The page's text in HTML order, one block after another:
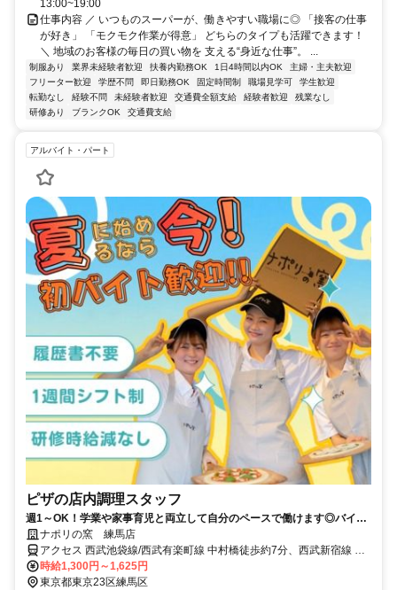
13:00~19:00
仕事内容 ／ いつものスーパーが、働きやすい職場に◎ 「接客の仕事
が好き」 「モクモク作業が得意」 どちらのタイプも活躍できます！
＼ 地域のお客様の毎日の買い物を 支える“身近な仕事”。 ...
制服あり 業界未経験者歓迎 扶養内勤務OK 1日4時間以内OK
主婦・主夫歓迎
フリーター歓迎
学歴不問 即日勤務OK 固定時間制 職場見学可
学生歓迎
転勤なし
経験不問 未経験者歓迎 交通費全額支給 経験者歓迎
残業なし
研修あり
ブランクOK 交通費支給
アルバイト・パート
ピザの店内調理スタッフ
週1～OK！学業や家事育児と両立して自分のペースで働けます◎バイト
デビューも大歓迎
ナポリの窯 練馬店
アクセス 西武池袋線/西武有楽町線 中村橋徒歩約7分、西武新宿線 鷺
ノ宮北口徒歩約14分、西武池袋線/西武秩父線 富士見台南口徒歩約15
分
時給1,300円～1,625円
東京都東京23区練馬区